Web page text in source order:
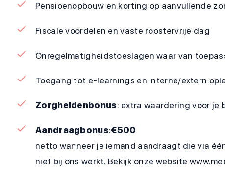
Pensioenopbouw en korting op aanvullende
Fiscale voordelen en vaste roostervrije dag
Onregelmatigheidstoeslagen waar van
Toegang tot e-learnings en interne/extern
Zorgheldenbonus: extra waardering voor je
Aandraagbonus:€500
netto wanneer je iemand aandraagt die via
niet bij ons werkt. Bekijk onze website